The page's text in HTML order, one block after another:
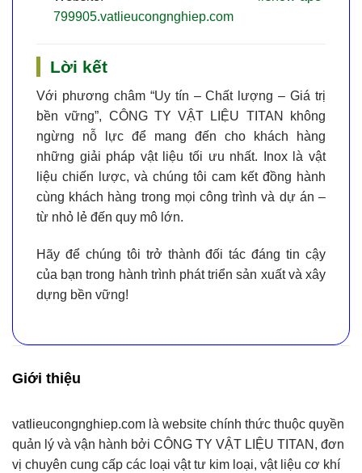
799905.vatlieucongnghiep.com
Lời kết
Với phương châm “Uy tín – Chất lượng – Giá trị
bền vững”, CÔNG TY VẬT LIỆU TITAN
không
ngừng nỗ lực để mang đến cho khách hàng
những giải pháp vật liệu tối ưu nhất. Inox là vật
liệu chiến lược, và chúng tôi cam kết đồng hành
cùng khách hàng trong mọi công trình và dự án –
từ nhỏ lẻ đến quy mô lớn.
Hãy để chúng tôi trở thành đối tác đáng tin cậy
của bạn trong hành trình phát triển sản xuất và xây
dựng bền vững!
Giới thiệu
vatlieucongnghiep.com là website chính thức thuộc quyền
quản lý và vận hành bởi CÔNG TY VẬT LIỆU TITAN , đơn
vị chuyên cung cấp các loại vật tư kim loại, vật liệu cơ khí